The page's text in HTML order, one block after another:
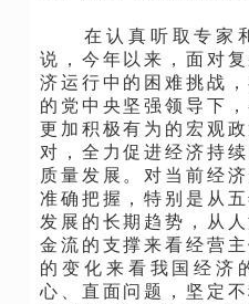
在认真听取专家
说，今年以来，面对
济运行中的困难挑战
的党中央坚强领导下
更加积极有为的宏观
对，全力促进经济持
质量发展。对当前经
准确把握，特别是从
发展的长期趋势，从
金流的支撑来看经营
的变化来看我国经济
心、直面问题，坚定